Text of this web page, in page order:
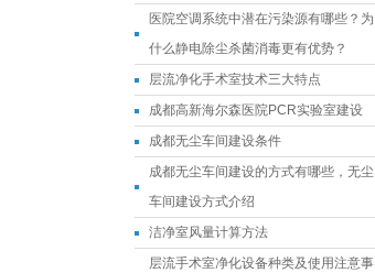
医院空调系统中潜在污染源有哪些？为
什么静电除尘杀菌消毒更有优势？
层流净化手术室技术三大特点
成都高新海尔森医院PCR实验室建设
成都无尘车间建设条件
成都无尘车间建设的方式有哪些，无尘
车间建设方式介绍
洁净室风量计算方法
层流手术室净化设备种类及使用注意事